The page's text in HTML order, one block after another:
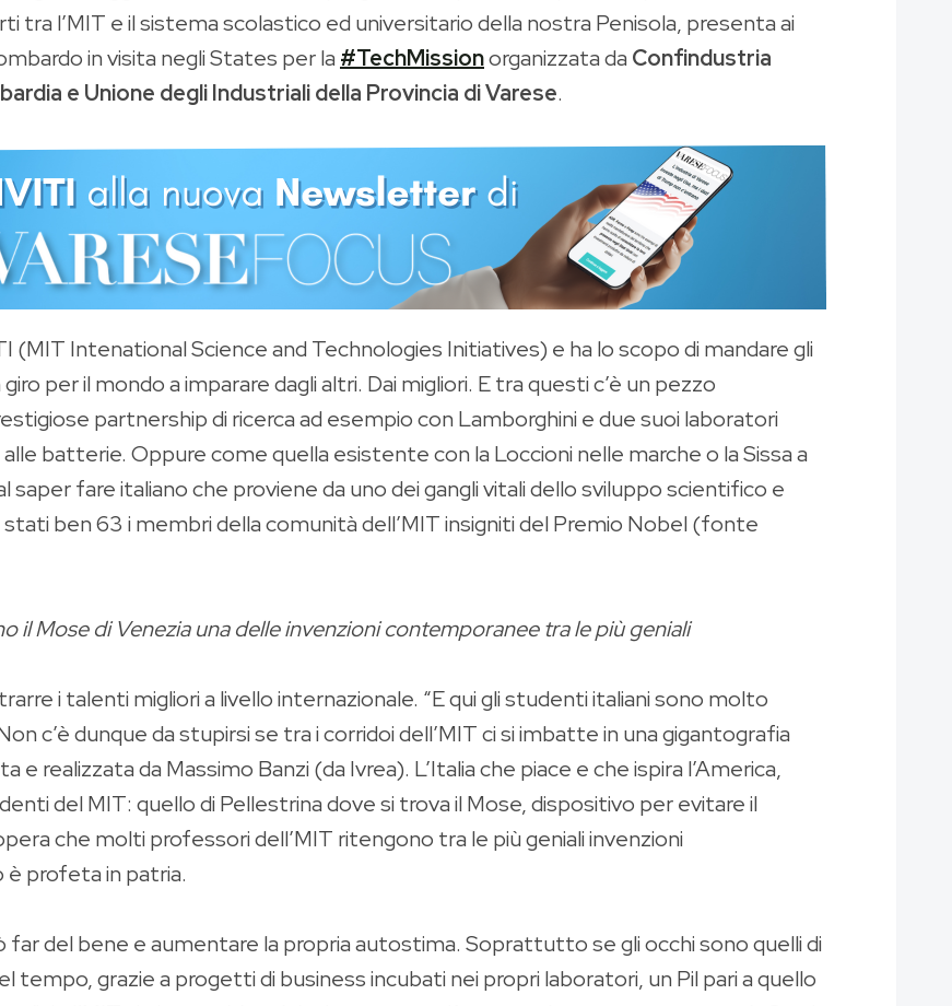
tra l’MIT e il sistema scolastico ed universitario della nostra Penisola, presenta ai
in visita negli States per la #TechMissionorganizzata da Confindustria
e Unione degli Industriali della Provincia di Varese.
(MIT Intenational Science and Technologies Initiatives) e ha lo scopo di mandare gli
per il mondo a imparare dagli altri. Dai migliori. E tra questi c’è un pezzo
partnership di ricerca ad esempio con Lamborghini e due suoi laboratori
batterie. Oppure come quella esistente con la Loccioni nelle marche o la Sissa a
fare italiano che proviene da uno dei gangli vitali dello sviluppo scientifico e
ben 63 i membri della comunità dell’MIT insigniti del Premio Nobel (fonte
il Mose di Venezia una delle invenzioni contemporanee tra le più geniali
i talenti migliori a livello internazionale. “E qui gli studenti italiani sono molto
c’è dunque da stupirsi se tra i corridoi dell’MIT ci si imbatte in una gigantografia
realizzata da Massimo Banzi (da Ivrea). L’Italia che piace e che ispira l’America,
del MIT: quello di Pellestrina dove si trova il Mose, dispositivo per evitare il
che molti professori dell’MIT ritengono tra le più geniali invenzioni
è profeta in patria.
far del bene e aumentare la propria autostima. Soprattutto se gli occhi sono quelli di
tempo, grazie a progetti di business incubati nei propri laboratori, un Pil pari a quello